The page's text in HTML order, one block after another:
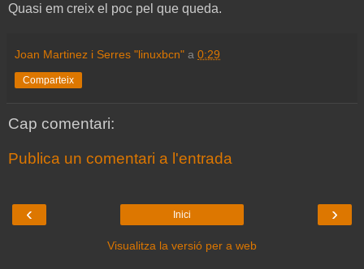
Quasi em creix el poc pel que queda.
Joan Martinez i Serres "linuxbcn" a 0:29
Comparteix
Cap comentari:
Publica un comentari a l'entrada
‹ ›
Inici
Visualitza la versió per a web